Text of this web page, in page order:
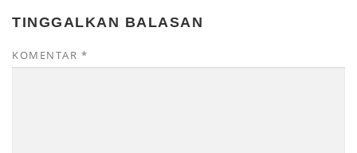
TINGGALKAN BALASAN
KOMENTAR *